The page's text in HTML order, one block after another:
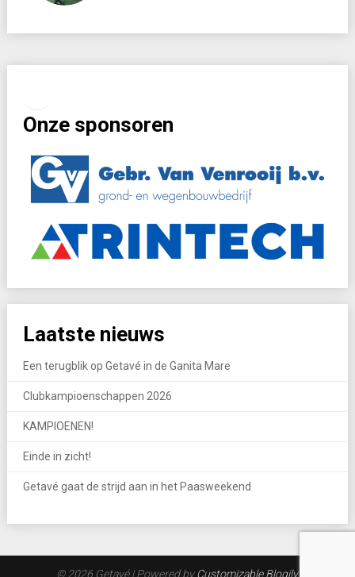
Onze sponsoren
Laatste nieuws
Een terugblik op Getavé in de Ganita Mare
Clubkampioenschappen 2026
KAMPIOENEN!
Einde in zicht!
Getavé gaat de strijd aan in het Paasweekend
© 2026 Getavé| Powered byCustomizable Blogily